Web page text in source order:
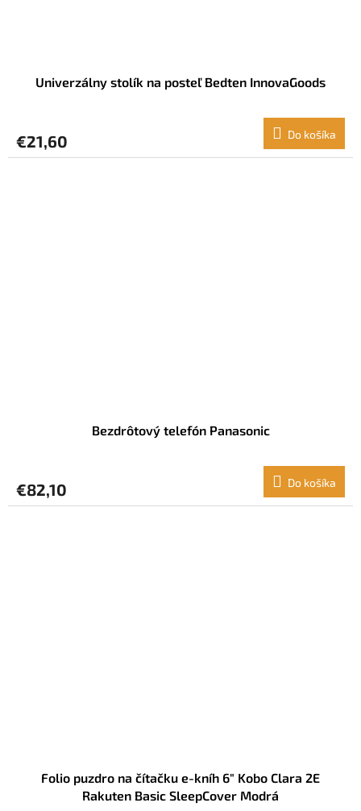
Univerzálny stolík na posteľ Bedten InnovaGoods
€21,60 Do košíka
Bezdrôtový telefón Panasonic
€82,10 Do košíka
Folio puzdro na čítačku e-kníh 6" Kobo Clara 2E
Rakuten Basic SleepCover Modrá